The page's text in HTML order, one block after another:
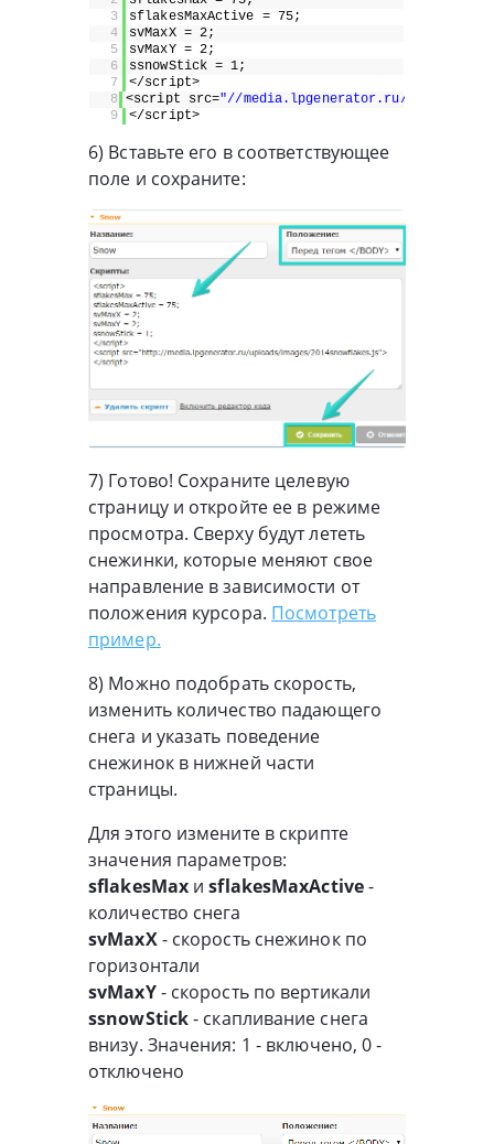
3
sflakesMaxActive = 75;
4
svMaxX = 2;
5
svMaxY = 2;
6
ssnowStick = 1;
7
</script>
8 <script src="//media.lpgenerator.ru/uploads/
9
</script>
6) Вставьте его в соответствующее
поле и сохраните:
7) Готово! Сохраните целевую
страницу и откройте ее в режиме
просмотра. Сверху будут лететь
снежинки, которые меняют свое
направление в зависимости от
положения курсора. Посмотреть
пример.
8) Можно подобрать скорость,
изменить количество падающего
снега и указать поведение
снежинок в нижней части
страницы.
Для этого измените в скрипте
значения параметров:
sflakesMax иsflakesMaxActive-
количество снега
svMaxX- скорость снежинок по
горизонтали
svMaxY- скорость по вертикали
ssnowStick- скапливание снега
внизу. Значения: 1 - включено, 0 -
отключено